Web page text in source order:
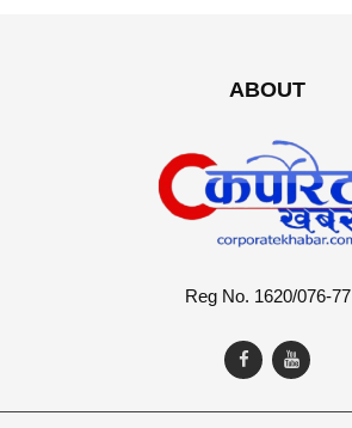
ABOUT
Reg No. 1620/076-77